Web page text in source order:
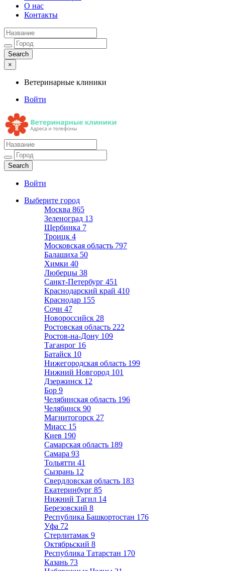
О нас
Контакты
×
Ветеринарные клиники
Войти
Ветеринарные клиники
Адреса и телефоны
Войти
Выберите город
Москва 865
Зеленоград 13
Щербинка 7
Троицк 4
Московская область 797
Балашиха 50
Химки 40
Люберцы 38
Санкт-Петербург 451
Краснодарский край 410
Краснодар 155
Сочи 47
Новороссийск 28
Ростовская область 222
Ростов-на-Дону 109
Таганрог 16
Батайск 10
Нижегородская область 199
Нижний Новгород 101
Дзержинск 12
Бор 9
Челябинская область 196
Челябинск 90
Магнитогорск 27
Миасс 15
Киев 190
Самарская область 189
Самара 93
Тольятти 41
Сызрань 12
Свердловская область 183
Екатеринбург 85
Нижний Тагил 14
Березовский 8
Республика Башкортостан 176
Уфа 72
Стерлитамак 9
Октябрьский 8
Республика Татарстан 170
Казань 73